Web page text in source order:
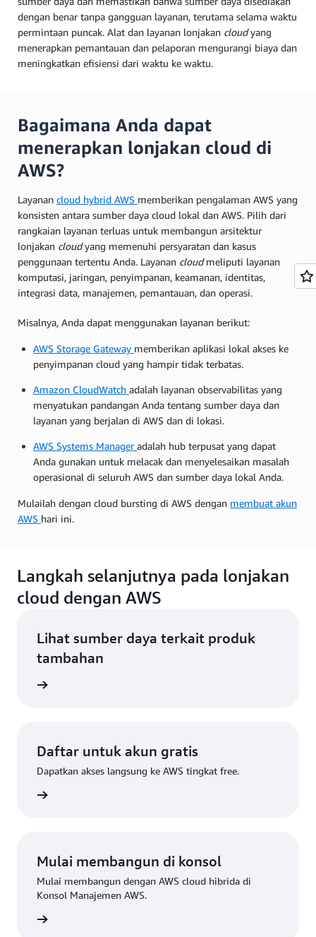
dengan benar tanpa gangguan layanan, terutama selama waktu
permintaan puncak. Alat dan layanan lonjakan cloudyang
menerapkan pemantauan dan pelaporan mengurangi biaya dan
meningkatkan efisiensi dari waktu ke waktu.
Bagaimana Anda dapat
menerapkan lonjakan cloud di
AWS?
Layanan cloud hybrid AWS memberikan pengalaman AWS yang
konsisten antara sumber daya cloud lokal dan AWS. Pilih dari
rangkaian layanan terluas untuk membangun arsitektur
lonjakan cloudyang memenuhi persyaratan dan kasus
penggunaan tertentu Anda. Layanan cloudmeliputi layanan
komputasi, jaringan, penyimpanan, keamanan, identitas,
integrasi data, manajemen, pemantauan, dan operasi.
Misalnya, Anda dapat menggunakan layanan berikut:
AWS Storage Gateway memberikan aplikasi lokal akses ke
penyimpanan cloud yang hampir tidak terbatas.
Amazon CloudWatch adalah layanan observabilitas yang
menyatukan pandangan Anda tentang sumber daya dan
layanan yang berjalan di AWS dan di lokasi.
AWS Systems Manageradalah hub terpusat yang dapat
Anda gunakan untuk melacak dan menyelesaikan masalah
operasional di seluruh AWS dan sumber daya lokal Anda.
Mulailah dengan cloud bursting di AWS dengan membuat akun
AWS hari ini.
Langkah selanjutnya pada lonjakan
cloud dengan AWS
Lihat sumber daya terkait produk
tambahan
Daftar untuk akun gratis
Dapatkan akses langsung ke AWS tingkat free.
Mulai membangun di konsol
Mulai membangun dengan AWS cloud hibrida di
Konsol Manajemen AWS.